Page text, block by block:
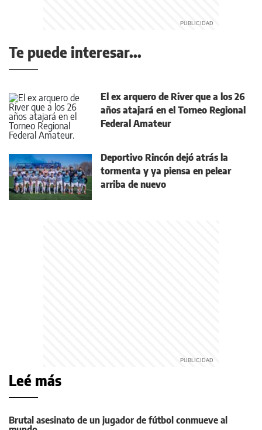
Te puede interesar...
El ex arquero de River que a los 26
años atajará en el Torneo Regional
Federal Amateur
Deportivo Rincón dejó atrás la
tormenta y ya piensa en pelear
arriba de nuevo
Leé más
Brutal asesinato de un jugador de fútbol conmueve al